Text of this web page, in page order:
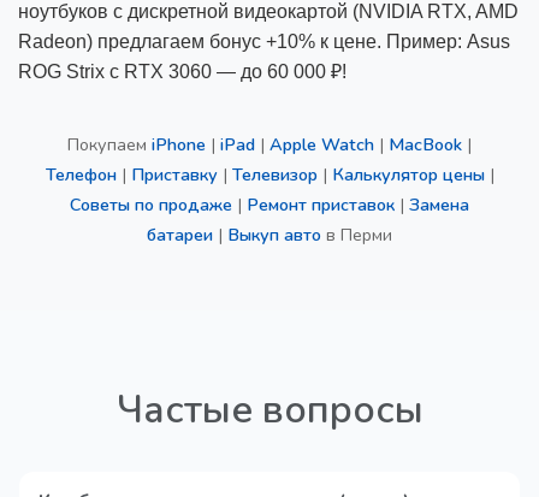
ноутбуков с дискретной видеокартой (NVIDIA RTX, AMD
Radeon) предлагаем бонус +10% к цене. Пример: Asus
ROG Strix с RTX 3060 — до 60 000 ₽!
Покупаем iPhone | iPad | Apple Watch | MacBook |
Телефон| Приставку| Телевизор| Калькулятор цены|
Советы по продаже | Ремонт приставок | Замена
батареи | Выкуп авто в Перми
Частые вопросы